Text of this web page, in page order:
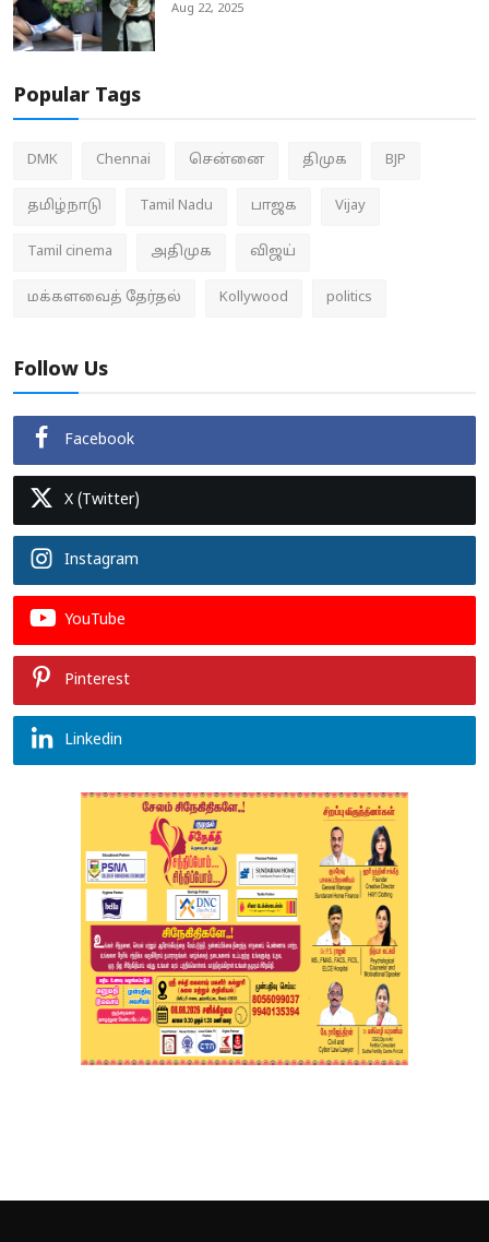
Aug 22, 2025
Popular Tags
DMK Chennai சென்னை திமுக BJP
தமிழ்நாடு Tamil Nadu பாஜக Vijay
Tamil cinema அதிமுக விஜய்
மக்களவைத் தேர்தல் Kollywood politics
Follow Us
Facebook
X (Twitter)
Instagram
YouTube
Pinterest
Linkedin